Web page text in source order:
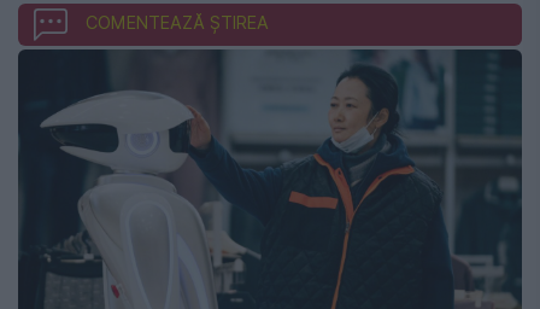
COMENTEAZĂ ȘTIREA